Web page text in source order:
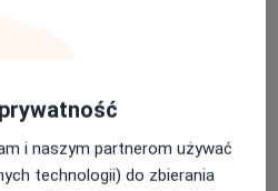
diagnostyczna
i naszym partnerom używać
technologii) do zbierania